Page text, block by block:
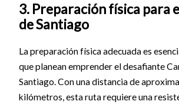
3. Preparación física para
de Santiago
La preparación física adecuada es
que planean emprender el desafiante
Santiago. Con una distancia de
kilómetros, esta ruta requiere una